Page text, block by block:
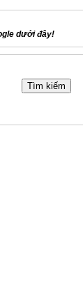
dưới đây!